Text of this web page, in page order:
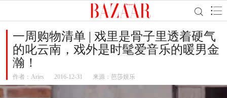
一周购物清单 | 戏里是骨子里透着硬气
的叱云南，戏外是时髦爱音乐的暖男金
瀚！
作者： Aries 2016-12-31 来源：芭莎娱乐